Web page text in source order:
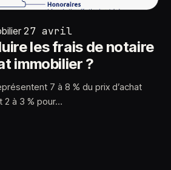
27 avril
les frais de notaire
immobilier ?
7 à 8 % du prix d’achat
2 à 3 % pour…